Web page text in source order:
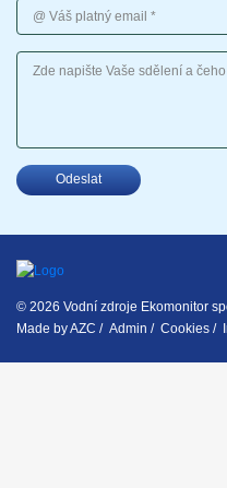
Váš platný email
Vaše sdělení
Odeslat
© 2026 Vodní zdroje Ekomonitor
Made byAZC / Admin / Cookies /